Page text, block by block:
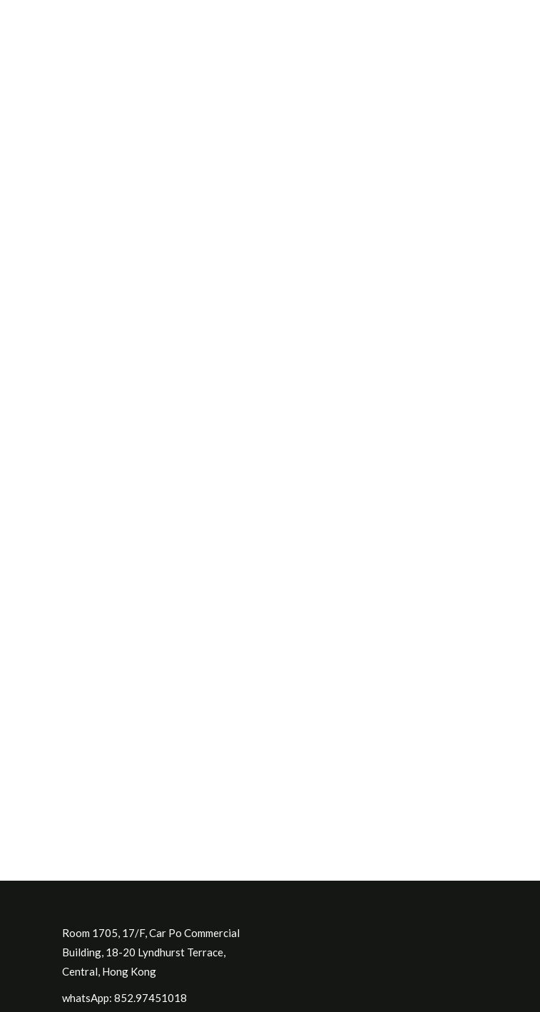
Room 1705, 17/F, Car Po Commercial
Building, 18-20 Lyndhurst Terrace,
Central, Hong Kong
whatsApp: 852.97451018